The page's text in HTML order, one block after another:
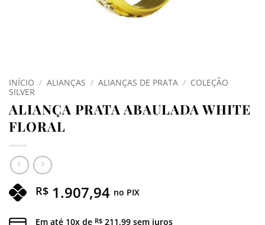
INÍCIO / ALIANÇAS / ALIANÇAS DE PRATA / COLEÇÃO
SILVER
ALIANÇA PRATA ABAULADA WHITE
FLORAL
R$ 1.907,94 no PIX
Em até 10x de R$ 211,99 sem juros